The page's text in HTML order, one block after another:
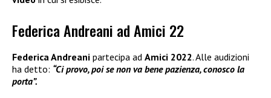
Federica Andreani ad Amici 22
Federica Andreani partecipa ad Amici 2022. Alle audizioni
ha detto: “Ci provo, poi se non va bene pazienza, conosco la
porta”.